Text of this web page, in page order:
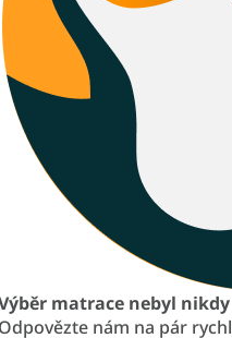
matrace nebyl
nám na pár